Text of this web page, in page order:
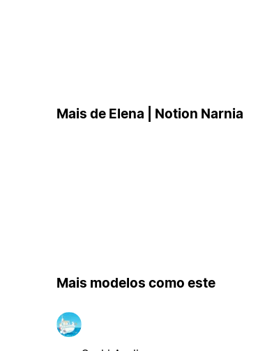
Mais de Elena | Notion Narnia
Mais modelos como este